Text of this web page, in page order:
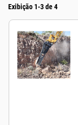
Exibição 1-3 de 4